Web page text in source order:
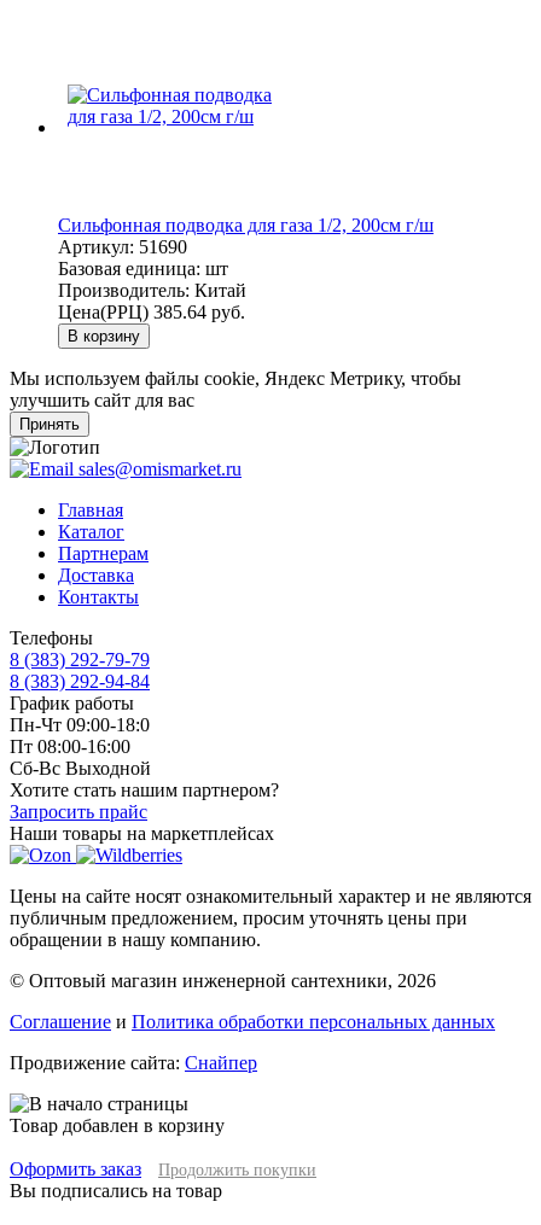
Сильфонная подводка для газа 1/2, 200см г/ш
Артикул: 51690
Базовая единица: шт
Производитель: Китай
Цена(РРЦ) 385.64 руб.
В корзину
Мы используем файлы cookie, Яндекс Метрику, чтобы
улучшить сайт для вас
Принять
sales@omismarket.ru
Главная
Каталог
Партнерам
Доставка
Контакты
Телефоны
8 (383) 292-79-79
8 (383) 292-94-84
График работы
Пн-Чт 09:00-18:0
Пт 08:00-16:00
Сб-Вс Выходной
Хотите стать нашим партнером?
Запросить прайс
Наши товары на маркетплейсах
Цены на сайте носят ознакомительный характер и не являются
публичным предложением, просим уточнять цены при
обращении в нашу компанию.
© Оптовый магазин инженерной сантехники, 2026
Соглашение и Политика обработки персональных данных
Продвижение сайта: Снайпер
Товар добавлен в корзину
Оформить заказ Продолжить покупки
Вы подписались на товар